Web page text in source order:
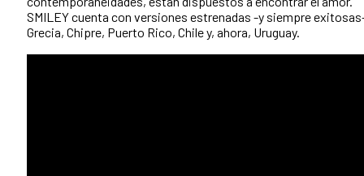
SMILEY cuenta con versiones estrenadas -y siempre
Grecia, Chipre, Puerto Rico, Chile y, ahora, Uruguay.